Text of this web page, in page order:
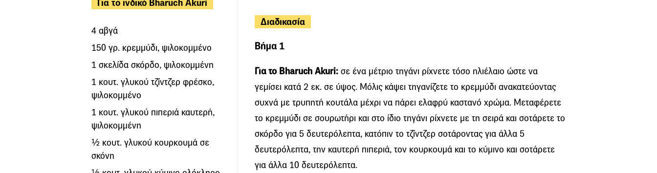
Για το ινδικό Bharuch Akuri
4 αβγά
150 γρ. κρεμμύδι, ψιλοκομμένο
1 σκελίδα σκόρδο, ψιλοκομμένη
1 κουτ. γλυκού τζίντζερ φρέσκο,
ψιλοκομμένο
1 κουτ. γλυκού πιπεριά καυτερή,
ψιλοκομμένη
½ κουτ. γλυκού κουρκουμά σε
σκόνη
Διαδικασία
Βήμα 1
Για το Bharuch Akuri: σε ένα μέτριο τηγάνι ρίχνετε τόσο ηλιέλαιο ώστε να
γεμίσει κατά 2 εκ. σε ύψος. Μόλις κάψει τηγανίζετε το κρεμμύδι ανακατεύοντας
συχνά με τρυπητή κουτάλα μέχρι να πάρει ελαφρύ καστανό χρώμα. Μεταφέρετε
το κρεμμύδι σε σουρωτήρι και στο ίδιο τηγάνι ρίχνετε με τη σειρά και σοτάρετε το
σκόρδο για 5 δευτερόλεπτα, κατόπιν το τζίντζερ σοτάροντας για άλλα 5
δευτερόλεπτα, την καυτερή πιπεριά, τον κουρκουμά και το κύμινο και σοτάρετε
για άλλα 10 δευτερόλεπτα.